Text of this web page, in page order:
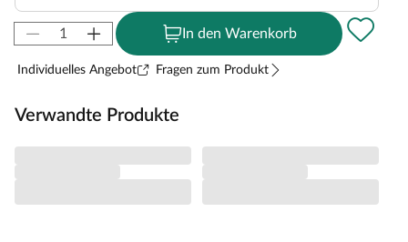
In den Warenkorb
Individuelles Angebot Fragen zum Produkt
Verwandte Produkte